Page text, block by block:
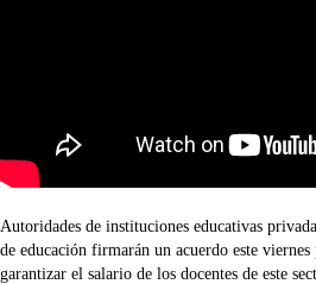
Autoridades de instituciones educativas
de educación firmarán un acuerdo este
garantizar el salario de los docentes de este